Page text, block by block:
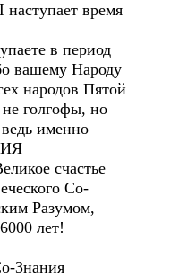
время
в период
вашему Народу
народов Пятой
голгофы, но
именно
счастье
Со-
Разумом,
лет!
Знания